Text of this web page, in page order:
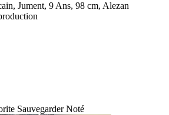
Jument, 9 Ans, 98 cm, Alezan
Sauvegarder Noté